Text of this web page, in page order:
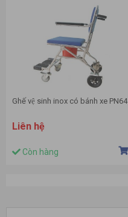
Ghế vệ sinh inox có bánh xe PN64
Liên hệ
Còn hàng